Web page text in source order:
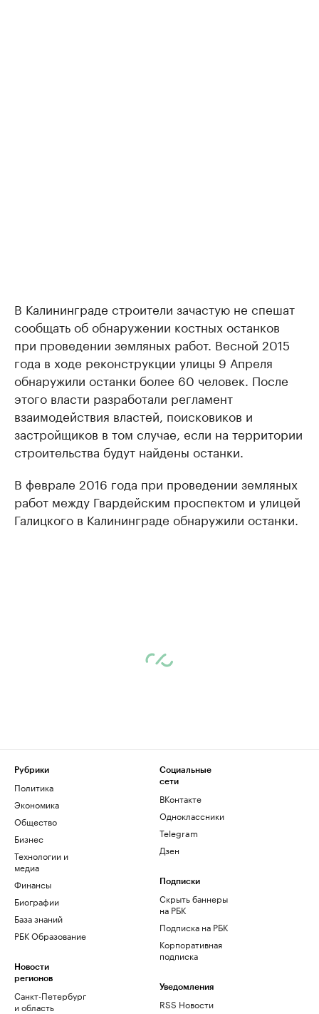
В Калининграде строители зачастую не спешат
сообщать об обнаружении костных останков
при проведении земляных работ. Весной 2015
года в ходе реконструкции улицы 9 Апреля
обнаружили останки более 60 человек. После
этого власти разработали регламент
взаимодействия властей, поисковиков и
застройщиков в том случае, если на территории
строительства будут найдены останки.
В феврале 2016 года при проведении земляных
работ между Гвардейским проспектом и улицей
Галицкого в Калининграде обнаружили останки.
Рубрики
Политика
Экономика
Общество
Бизнес
Технологии и
медиа
Финансы
Биографии
База знаний
РБК Образование
Новости
регионов
Санкт-Петербург
и область
Социальные
сети
ВКонтакте
Одноклассники
Telegram
Дзен
Подписки
Скрыть баннеры
на РБК
Подписка на РБК
Корпоративная
подписка
Уведомления
RSS Новости